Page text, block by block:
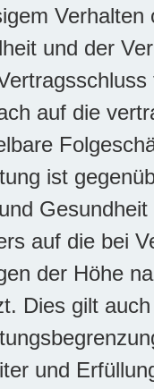
und der
auf die
ist
auf die bei
der Höhe
Dies gilt
und